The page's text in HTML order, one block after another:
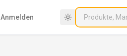
Anmelden